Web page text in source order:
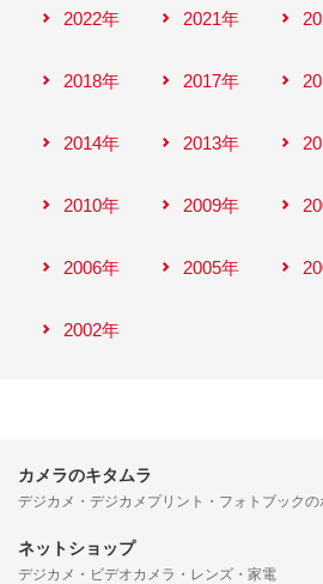
2022年 2021年
2018年 2017年
2014年 2013年
2010年 2009年
2006年 2005年
2002年
カメラのキタムラ
デジカメ・デジカメプリント・フォトブックの
ネットショップ
デジカメ・ビデオカメラ・レンズ・家電